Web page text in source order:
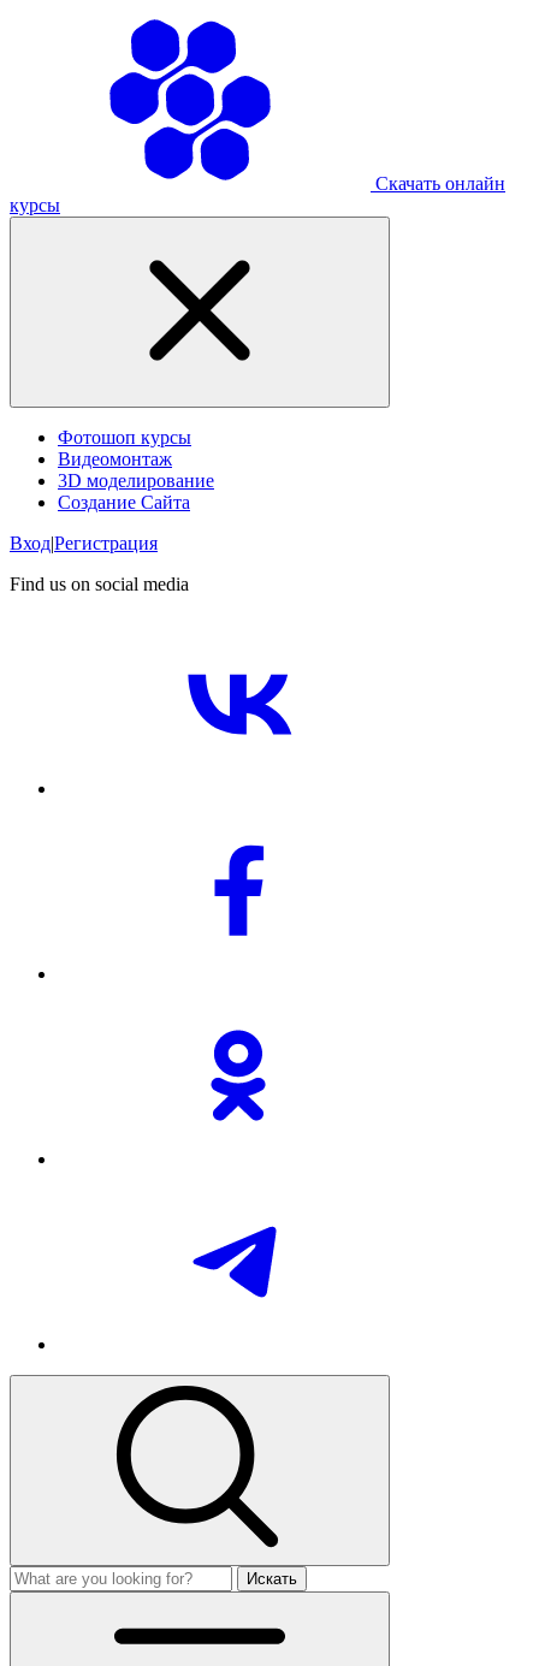
Скачать онлайн
курсы
Фотошоп курсы
Видеомонтаж
3D моделирование
Создание Сайта
Вход|Регистрация
Find us on social media
Искать